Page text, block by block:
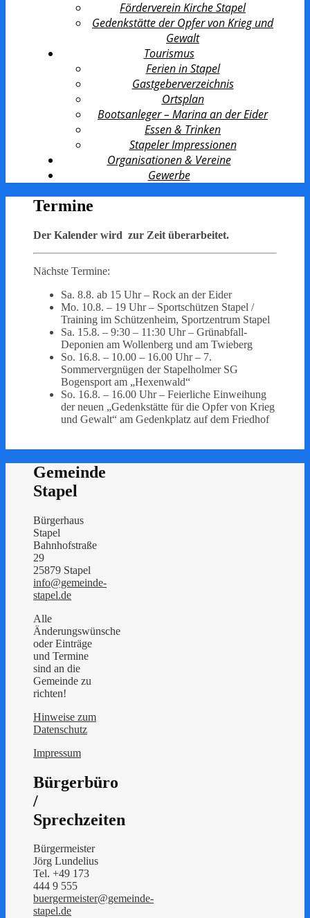
Förderverein Kirche Stapel
Gedenkstätte der Opfer von Krieg und
Gewalt
Tourismus
Ferien in Stapel
Gastgeberverzeichnis
Ortsplan
Bootsanleger – Marina an der Eider
Essen & Trinken
Stapeler Impressionen
Organisationen & Vereine
Gewerbe
Termine
Der Kalender wird zur Zeit überarbeitet.
Nächste Termine:
Sa. 8.8. ab 15 Uhr – Rock an der Eider
Mo. 10.8. – 19 Uhr – Sportschützen Stapel /
Training im Schützenheim, Sportzentrum Stapel
Sa. 15.8. – 9:30 – 11:30 Uhr – Grünabfall-
Deponien am Wollenberg und am Twieberg
So. 16.8. – 10.00 – 16.00 Uhr – 7.
Sommervergnügen der Stapelholmer SG
Bogensport am „Hexenwald“
So. 16.8. – 16.00 Uhr – Feierliche Einweihung
der neuen „Gedenkstätte für die Opfer von Krieg
und Gewalt“ am Gedenkplatz auf dem Friedhof
Gemeinde
Stapel
Bürgerhaus
Stapel
Bahnhofstraße
29
25879 Stapel
info@gemeinde-
stapel.de
Alle
Änderungswünsche
oder Einträge
und Termine
sind an die
Gemeinde zu
richten!
Hinweise zum
Datenschutz
Impressum
Bürgerbüro
/
Sprechzeiten
Bürgermeister
Jörg Lundelius
Tel. +49 173
444 9 555
buergermeister@gemeinde-
stapel.de